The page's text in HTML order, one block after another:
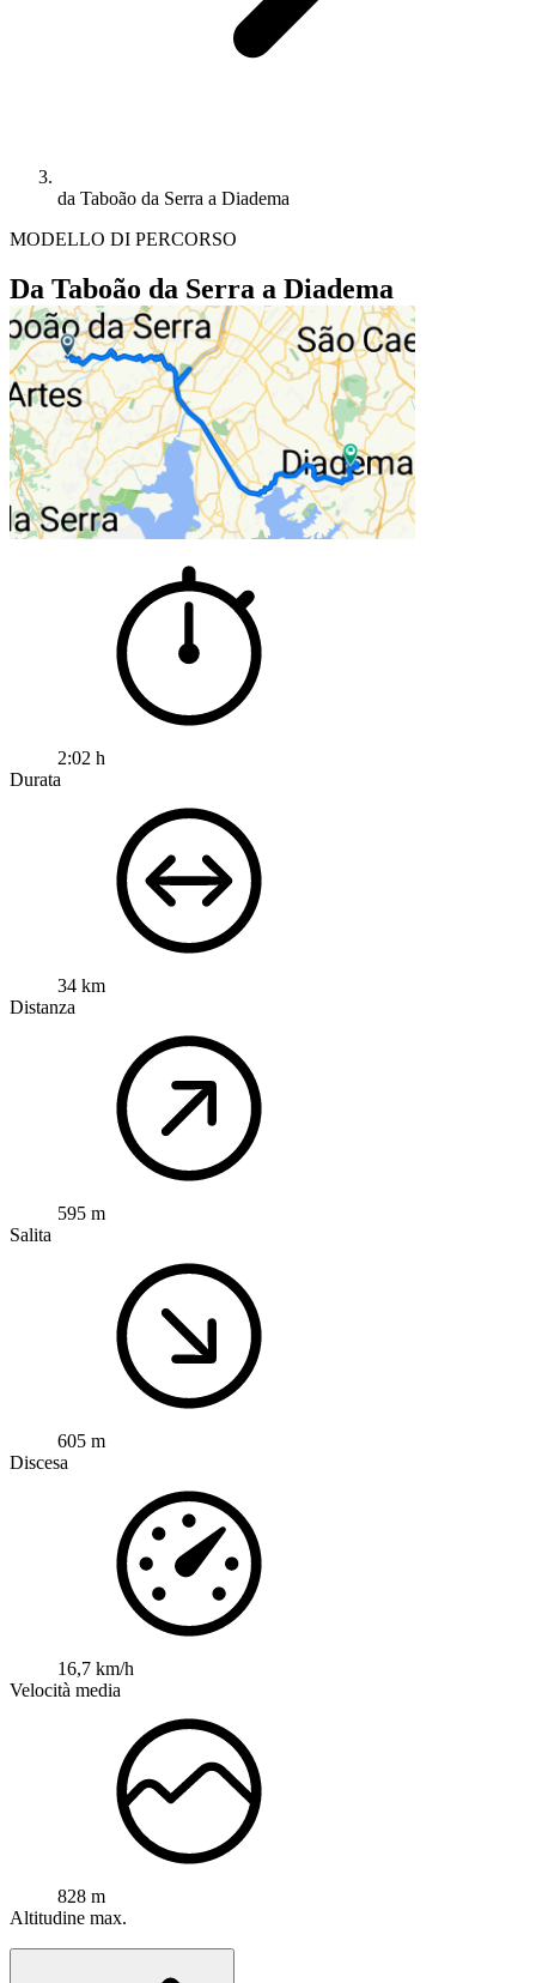
da Taboão da Serra a Diadema
MODELLO DI PERCORSO
Da Taboão da Serra a Diadema
2:02 h
Durata
34 km
Distanza
595 m
Salita
605 m
Discesa
16,7 km/h
Velocità media
828 m
Altitudine max.